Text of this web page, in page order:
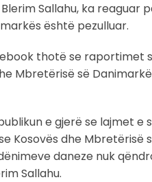
Sallahu, ka
është pezulluar.
thotë se
Mbretërisë së
e gjerë se lajmet
Kosovës dhe
daneze nuk
Sallahu.